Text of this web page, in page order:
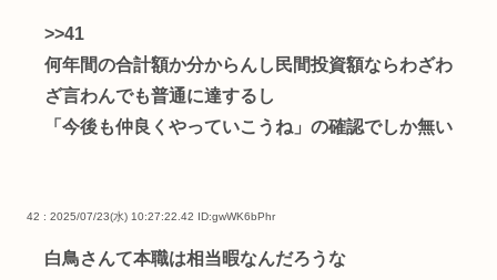
>>41
何年間の合計額か分からんし民間投資額ならわざわ
ざ言わんでも普通に達するし
「今後も仲良くやっていこうね」の確認でしか無い
42 : 2025/07/23(水) 10:27:22.42 ID:gwWK6bPhr
白鳥さんて本職は相当暇なんだろうな